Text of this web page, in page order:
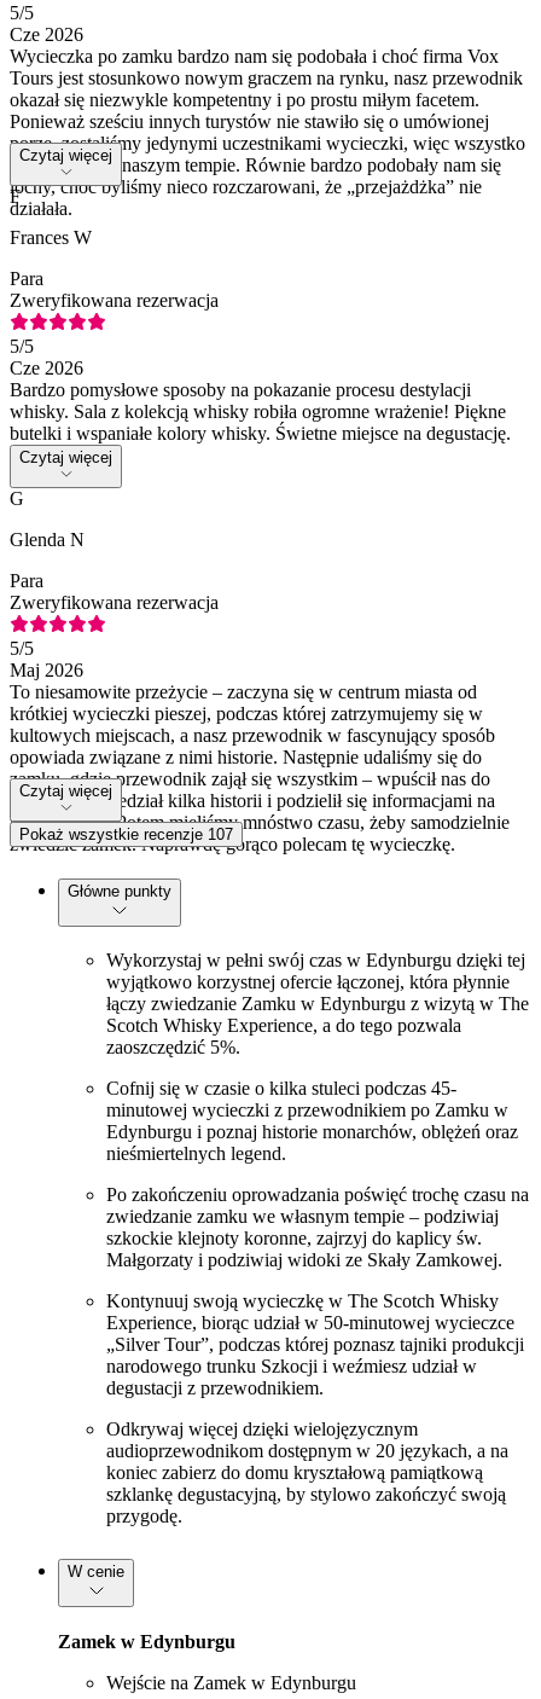
5/5
Cze 2026
Wycieczka po zamku bardzo nam się podobała i choć firma Vox
Tours jest stosunkowo nowym graczem na rynku, nasz przewodnik
okazał się niezwykle kompetentny i po prostu miłym facetem.
Ponieważ sześciu innych turystów nie stawiło się o umówionej
porze, zostaliśmy jedynymi uczestnikami wycieczki, więc wszystko
przebiegało w naszym tempie. Równie bardzo podobały nam się
lochy, choć byliśmy nieco rozczarowani, że „przejażdżka” nie
działała.
Czytaj więcej
F
Frances W
Para
Zweryfikowana rezerwacja
5/5
Cze 2026
Bardzo pomysłowe sposoby na pokazanie procesu destylacji
whisky. Sala z kolekcją whisky robiła ogromne wrażenie! Piękne
butelki i wspaniałe kolory whisky. Świetne miejsce na degustację.
Czytaj więcej
G
Glenda N
Para
Zweryfikowana rezerwacja
5/5
Maj 2026
To niesamowite przeżycie – zaczyna się w centrum miasta od
krótkiej wycieczki pieszej, podczas której zatrzymujemy się w
kultowych miejscach, a nasz przewodnik w fascynujący sposób
opowiada związane z nimi historie. Następnie udaliśmy się do
zamku, gdzie przewodnik zajął się wszystkim – wpuścił nas do
środka, opowiedział kilka historii i podzielił się informacjami na
temat zamku. Potem mieliśmy mnóstwo czasu, żeby samodzielnie
zwiedzić zamek. Naprawdę gorąco polecam tę wycieczkę.
Czytaj więcej
Pokaż wszystkie recenzje 107
Główne punkty
Wykorzystaj w pełni swój czas w Edynburgu dzięki tej
wyjątkowo korzystnej ofercie łączonej, która płynnie
łączy zwiedzanie Zamku w Edynburgu z wizytą w The
Scotch Whisky Experience, a do tego pozwala
zaoszczędzić 5%.
Cofnij się w czasie o kilka stuleci podczas 45-
minutowej wycieczki z przewodnikiem po Zamku w
Edynburgu i poznaj historie monarchów, oblężeń oraz
nieśmiertelnych legend.
Po zakończeniu oprowadzania poświęć trochę czasu na
zwiedzanie zamku we własnym tempie – podziwiaj
szkockie klejnoty koronne, zajrzyj do kaplicy św.
Małgorzaty i podziwiaj widoki ze Skały Zamkowej.
Kontynuuj swoją wycieczkę w The Scotch Whisky
Experience, biorąc udział w 50-minutowej wycieczce
„Silver Tour”, podczas której poznasz tajniki produkcji
narodowego trunku Szkocji i weźmiesz udział w
degustacji z przewodnikiem.
Odkrywaj więcej dzięki wielojęzycznym
audioprzewodnikom dostępnym w 20 językach, a na
koniec zabierz do domu kryształową pamiątkową
szklankę degustacyjną, by stylowo zakończyć swoją
przygodę.
W cenie
Zamek w Edynburgu
Wejście na Zamek w Edynburgu